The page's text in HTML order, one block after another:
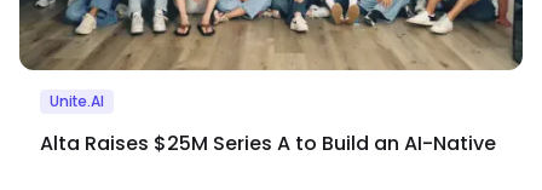
Unite.AI
Alta Raises $25M Series A to Build an AI-Native